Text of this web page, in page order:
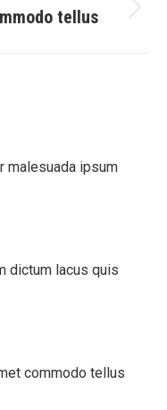
tellus
malesuada ipsum
dictum lacus quis
commodo tellus